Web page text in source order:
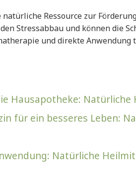
Ressource zur
Stressabbau und können die
und direkte
Hausapotheke: Natürliche
für ein besseres Leben:
Natürliche